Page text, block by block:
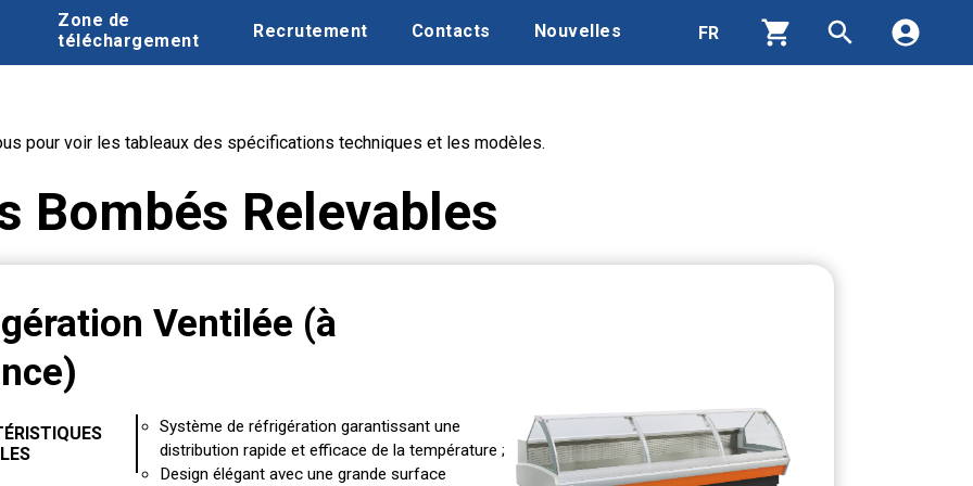
Zone de
téléchargement
Recrutement Contacts Nouvelles
Recrutement
pour voir les tableaux des spécifications techniques et les modèles.
Bombés Relevables
Ventilée (à
Système de réfrigération garantissant une
distribution rapide et efficace de la température ;
Design élégant avec une grande surface